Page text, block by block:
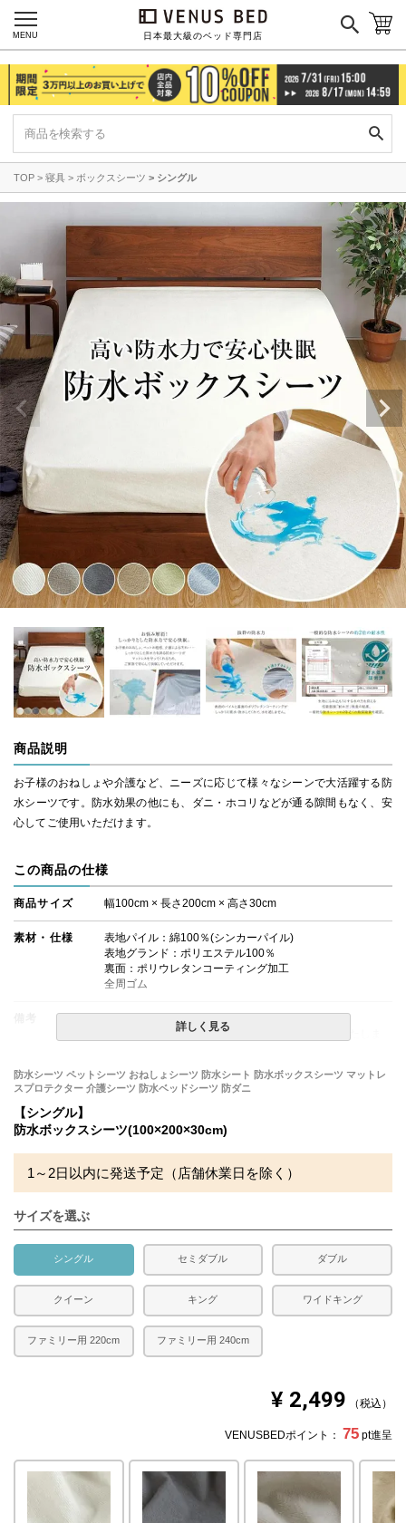
日本最大級のベッド専門店
MENU
TOP 寝具 ボックスシーツ シングル
商品説明
お子様のおねしょや介護など、ニーズに応じて様々なシーンで大活躍する防
水シーツです。防水効果の他にも、ダニ・ホコリなどが通る隙間もなく、安
心してご使用いただけます。
この商品の仕様
商品サイズ 幅100cm × 長さ200cm × 高さ30cm
素材・仕様
表地パイル：綿100％(シンカーパイル)
表地グランド：ポリエステル100％
裏面：ポリウレタンコーティング加工
全周ゴム
・配達日指定ＯＫ！
※厚み25cmまでのマットレスでのご使用を推奨いたしま
発生する場合がございます。また発送予定も変更になる場
合があります。
が、閲覧環境により誤差がでる場合がございますのでご了
承ください。
詳しく見る
防水シーツ ペットシーツ おねしょシーツ 防水シート 防水ボックスシーツ マットレ
スプロテクター 介護シーツ 防水ベッドシーツ 防ダニ
【シングル】
防水ボックスシーツ(100×200×30cm)
1～2日以内に発送予定（店舗休業日を除く）
サイズを選ぶ
シングル セミダブル ダブル
クイーン キング ワイドキング
ファミリー用 220cm ファミリー用 240cm
¥ 2,499 税込
VENUSBEDポイント： 75 pt進呈